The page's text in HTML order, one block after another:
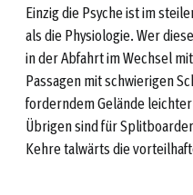
Einzig die Psyche ist im
als die Physiologie. Wer
in der Abfahrt im Wechsel
Passagen mit schwierigen
forderndem Gelände
Übrigen sind für
Kehre talwärts die